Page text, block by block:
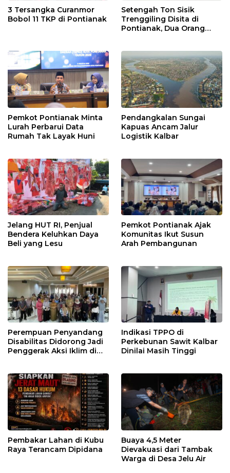
3 Tersangka Curanmor
Bobol 11 TKP di Pontianak
Setengah Ton Sisik
Trenggiling Disita di
Pontianak, Dua Orang
Pemkot Pontianak Minta
Lurah Perbarui Data
Rumah Tak Layak Huni
Pendangkalan Sungai
Kapuas Ancam Jalur
Logistik Kalbar
Jelang HUT RI, Penjual
Bendera Keluhkan Daya
Beli yang Lesu
Pemkot Pontianak Ajak
Komunitas Ikut Susun
Arah Pembangunan
Perempuan Penyandang
Disabilitas Didorong Jadi
Penggerak Aksi Iklim di
Indikasi TPPO di
Perkebunan Sawit Kalbar
Dinilai Masih Tinggi
Pembakar Lahan di Kubu
Raya Terancam Dipidana
Buaya 4,5 Meter
Dievakuasi dari Tambak
Warga di Desa Jelu Air